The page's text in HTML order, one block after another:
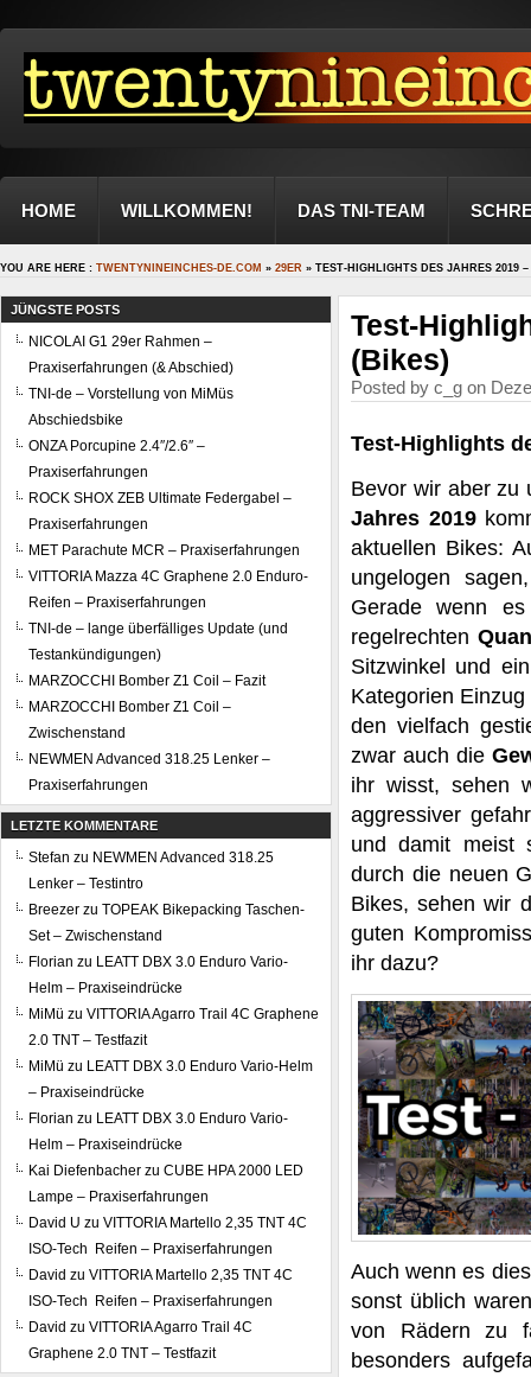
HOME WILLKOMMEN! DAS TNI-TEAM
YOU ARE HERE : TWENTYNINEINCHES-DE.COM » 29ER » TEST-HIGHLIGHTS DES JAHRES 2019
JÜNGSTE POSTS
NICOLAI G1 29er Rahmen –
Praxiserfahrungen (& Abschied)
TNI-de – Vorstellung von MiMüs
Abschiedsbike
ONZA Porcupine 2.4″/2.6″ –
Praxiserfahrungen
ROCK SHOX ZEB Ultimate Federgabel –
Praxiserfahrungen
MET Parachute MCR – Praxiserfahrungen
VITTORIA Mazza 4C Graphene 2.0 Enduro-
Reifen – Praxiserfahrungen
TNI-de – lange überfälliges Update (und
Testankündigungen)
MARZOCCHI Bomber Z1 Coil – Fazit
MARZOCCHI Bomber Z1 Coil –
Zwischenstand
NEWMEN Advanced 318.25 Lenker –
Praxiserfahrungen
LETZTE KOMMENTARE
Stefan zu NEWMEN Advanced 318.25
Lenker – Testintro
Breezer zu TOPEAK Bikepacking Taschen-
Set – Zwischenstand
Florian zu LEATT DBX 3.0 Enduro Vario-
Helm – Praxiseindrücke
MiMü zu VITTORIA Agarro Trail 4C Graphene
2.0 TNT – Testfazit
MiMü zu LEATT DBX 3.0 Enduro Vario-Helm
– Praxiseindrücke
Florian zu LEATT DBX 3.0 Enduro Vario-
Helm – Praxiseindrücke
Kai Diefenbacher zu CUBE HPA 2000 LED
Lampe – Praxiserfahrungen
David U zu VITTORIA Martello 2,35 TNT 4C
ISO-Tech Reifen – Praxiserfahrungen
David zu VITTORIA Martello 2,35 TNT 4C
ISO-Tech Reifen – Praxiserfahrungen
David zu VITTORIA Agarro Trail 4C
Graphene 2.0 TNT – Testfazit
Test-
(Bikes)
Posted by c_g on
Test-Highlights
Bevor wir aber zu
Jahres 2019
aktuellen Bikes:
ungelogen
Gerade wenn
regelrechten
Sitzwinkel und
Kategorien
den vielfach
zwar auch die
ihr wisst, sehen
aggressiver
und damit meist
durch die neuen
Bikes, sehen wir
guten
ihr dazu?
Auch wenn es
sonst üblich
von Rädern zu
besonders